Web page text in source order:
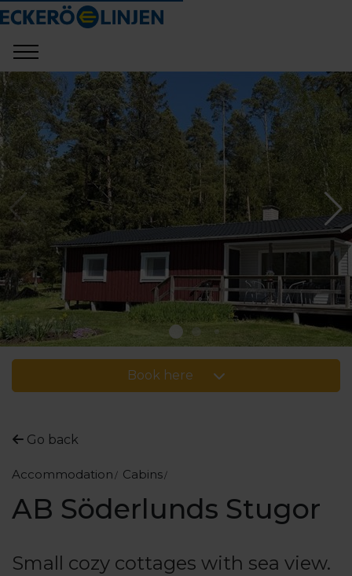
Book here
Go back
Accommodation Cabins
AB Söderlunds Stugor
Small cozy cottages with sea view.